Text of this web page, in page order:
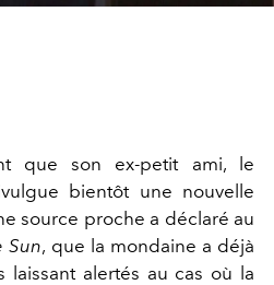
que son ex-petit ami, le
bientôt une nouvelle
source proche a déclaré au
Sun, que la mondaine a déjà
laissant alertés au cas où la